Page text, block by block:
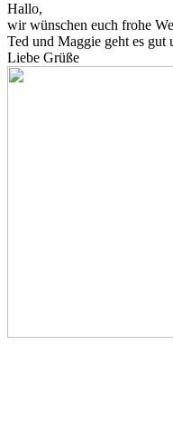
Hallo,
wir wünschen euch frohe
Ted und Maggie geht es gut
Liebe Grüße